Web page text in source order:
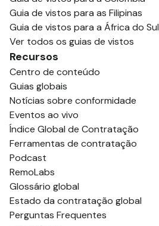
Guia de vistos para as Filipinas
Guia de vistos para a África do Sul
Ver todos os guias de vistos
Recursos
Centro de conteúdo
Guias globais
Notícias sobre conformidade
Eventos ao vivo
Índice Global de Contratação
Ferramentas de contratação
Podcast
RemoLabs
Glossário global
Estado da contratação global
Perguntas Frequentes